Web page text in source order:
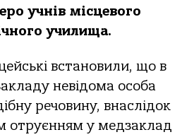
учнів місцевого
училища.
встановили, що в
невідома особа
речовину, внаслідок
отруєнням у медзаклад